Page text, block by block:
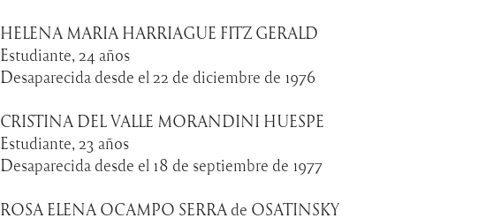
HELENA MARIA HARRIAGUE FITZ GERALD
Estudiante, 24 años
Desaparecida desde el 22 de diciembre de 1976
CRISTINA DEL VALLE MORANDINI HUESPE
Estudiante, 23 años
Desaparecida desde el 18 de septiembre de 1977
ROSA ELENA OCAMPO SERRA de OSATINSKY